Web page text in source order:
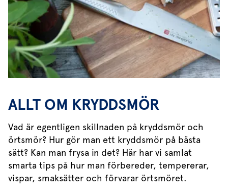
ALLT OM KRYDDSMÖR
Vad är egentligen skillnaden på kryddsmör och
örtsmör? Hur gör man ett kryddsmör på bästa
sätt? Kan man frysa in det? Här har vi samlat
smarta tips på hur man förbereder, tempererar,
vispar, smaksätter och förvarar örtsmöret.